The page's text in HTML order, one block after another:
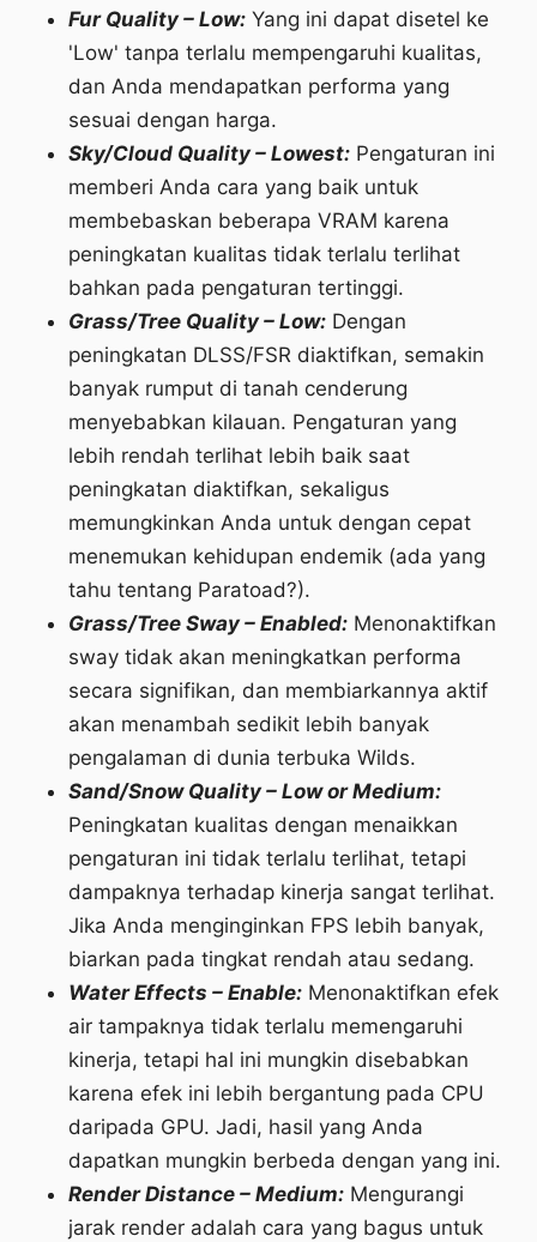
Fur Quality – Low: Yang ini dapat disetel ke
'Low' tanpa terlalu mempengaruhi kualitas,
dan Anda mendapatkan performa yang
sesuai dengan harga.
Sky/Cloud Quality – Lowest: Pengaturan ini
memberi Anda cara yang baik untuk
membebaskan beberapa VRAM karena
peningkatan kualitas tidak terlalu terlihat
bahkan pada pengaturan tertinggi.
Grass/Tree Quality – Low: Dengan
peningkatan DLSS/FSR diaktifkan, semakin
banyak rumput di tanah cenderung
menyebabkan kilauan. Pengaturan yang
lebih rendah terlihat lebih baik saat
peningkatan diaktifkan, sekaligus
memungkinkan Anda untuk dengan cepat
menemukan kehidupan endemik (ada yang
tahu tentang Paratoad?).
Grass/Tree Sway – Enabled: Menonaktifkan
sway tidak akan meningkatkan performa
secara signifikan, dan membiarkannya aktif
akan menambah sedikit lebih banyak
pengalaman di dunia terbuka Wilds.
Sand/Snow Quality – Low or Medium:
Peningkatan kualitas dengan menaikkan
pengaturan ini tidak terlalu terlihat, tetapi
dampaknya terhadap kinerja sangat terlihat.
Jika Anda menginginkan FPS lebih banyak,
biarkan pada tingkat rendah atau sedang.
Water Effects – Enable: Menonaktifkan efek
air tampaknya tidak terlalu memengaruhi
kinerja, tetapi hal ini mungkin disebabkan
karena efek ini lebih bergantung pada CPU
daripada GPU. Jadi, hasil yang Anda
dapatkan mungkin berbeda dengan yang ini.
Render Distance – Medium: Mengurangi
jarak render adalah cara yang bagus untuk